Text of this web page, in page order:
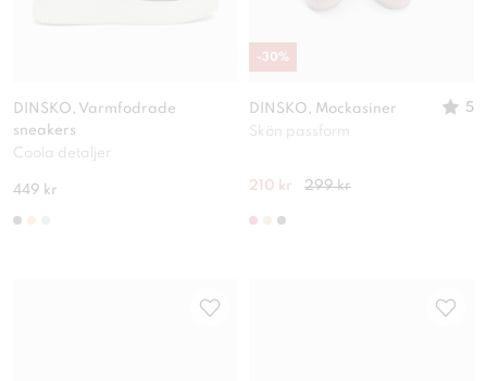
DINSKO, Varmfodrade
sneakers
Coola detaljer
449 kr
DINSKO, Mockasiner
5
Skön passform
210 kr 299 kr
-30%